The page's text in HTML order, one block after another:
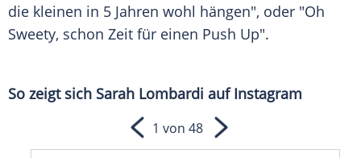
die kleinen in 5 Jahren wohl hängen", oder "Oh
Sweety, schon Zeit für einen Push Up".
So zeigt sich Sarah Lombardi aufInstagram
1 von 48